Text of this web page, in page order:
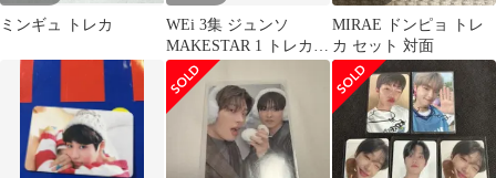
ミンギュ トレカ
WEi 3集 ジュンソ
MAKESTAR 1 トレカ
ボイプラ ALD1
MIRAE ドンピョ トレ
カ セット 対面